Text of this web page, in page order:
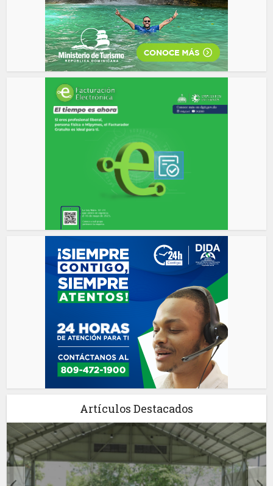
Artículos Destacados